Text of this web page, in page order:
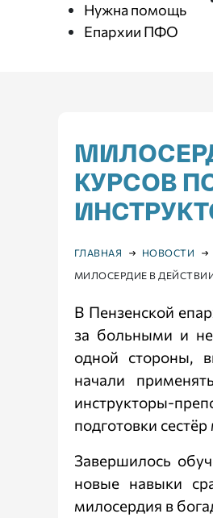
Нужна помощь
Епархии ПФО
КУРСОВ
ГЛАВНАЯ
НОВОСТИ
МИЛОСЕРДИЕ В
В Пензенской
за больными и
одной стороны,
начали
инструкторы-
подготовки
Завершилось
новые навыки
милосердия в